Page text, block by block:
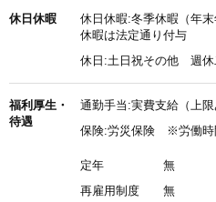
休日休暇
休日休暇:冬季休暇（年
休暇は法定通り付与
休日:土日祝その他 週休
福利厚生・
待遇
通勤手当:実費支給（上
保険:労災保険 ※労働時
定年
無
再雇用制度
無